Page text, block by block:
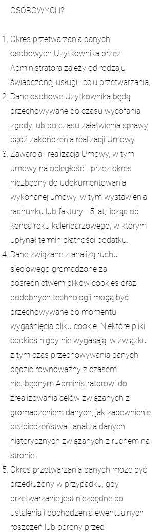
OSOBOWYCH?
Okres przetwarzania danych
osobowych Użytkownika przez
Administratora zależy od rodzaju
świadczonej usługi i celu przetwarzania.
Dane osobowe Użytkownika będą
przechowywane do czasu wycofania
zgody lub do czasu załatwienia sprawy
bądź zakończenia realizacji Umowy.
Zawarcia i realizacja Umowy, w tym
umowy na odległość - przez okres
niezbędny do udokumentowania
wykonanej umowy, w tym wystawienia
rachunku lub faktury - 5 lat, licząc od
końca roku kalendarzowego, w którym
upłynął termin płatności podatku.
Dane związane z analizą ruchu
sieciowego gromadzone za
pośrednictwem plików cookies oraz
podobnych technologii mogą być
przechowywane do momentu
wygaśnięcia pliku cookie. Niektóre pliki
cookies nigdy nie wygasają, w związku
z tym czas przechowywania danych
będzie równoważny z czasem
niezbędnym Administratorowi do
zrealizowania celów związanych z
gromadzeniem danych, jak zapewnienie
bezpieczeństwa i analiza danych
historycznych związanych z ruchem na
stronie.
Okres przetwarzania danych może być
przedłużony w przypadku, gdy
przetwarzanie jest niezbędne do
ustalenia i dochodzenia ewentualnych
roszczeń lub obrony przed